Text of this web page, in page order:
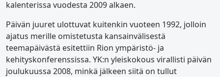
kalenterissa vuodesta 2009 alkaen.
Päivän juuret ulottuvat kuitenkin vuoteen 1992, jolloin
ajatus merille omistetusta kansainvälisestä
teemapäivästä esitettiin Rion ympäristö- ja
kehityskonferenssissa. YK:n yleiskokous virallisti päivän
joulukuussa 2008, minkä jälkeen siitä on tullut